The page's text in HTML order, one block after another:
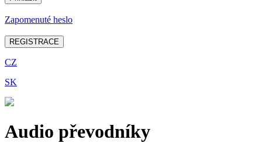
Zapomenuté heslo
REGISTRACE
CZ
SK
Audio převodníky